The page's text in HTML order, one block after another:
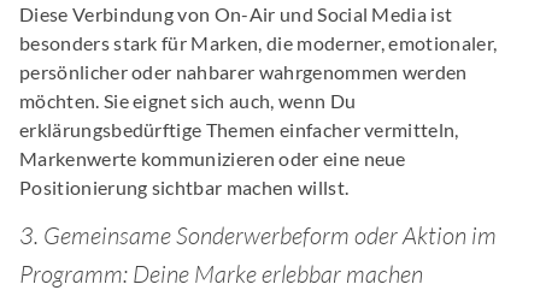
Diese Verbindung von On-Air und Social Media ist
besonders stark für Marken, die moderner, emotionaler,
persönlicher oder nahbarer wahrgenommen werden
möchten. Sie eignet sich auch, wenn Du
erklärungsbedürftige Themen einfacher vermitteln,
Markenwerte kommunizieren oder eine neue
Positionierung sichtbar machen willst.
3. Gemeinsame Sonderwerbeform oder Aktion im
Programm: Deine Marke erlebbar machen